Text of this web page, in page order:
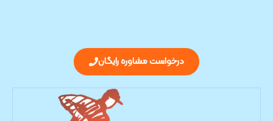
درخواست مشاوره رایگان